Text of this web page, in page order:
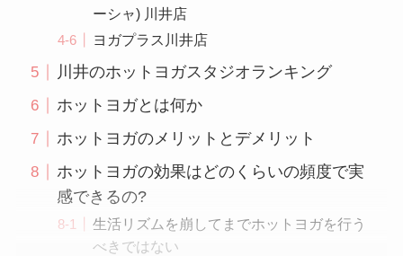
ーシャ) 川井店
ヨガプラス川井店
川井のホットヨガスタジオランキング
ホットヨガとは何か
ホットヨガのメリットとデメリット
ホットヨガの効果はどのくらいの頻度で実
感できるの?
生活リズムを崩してまでホットヨガを行う
べきではない